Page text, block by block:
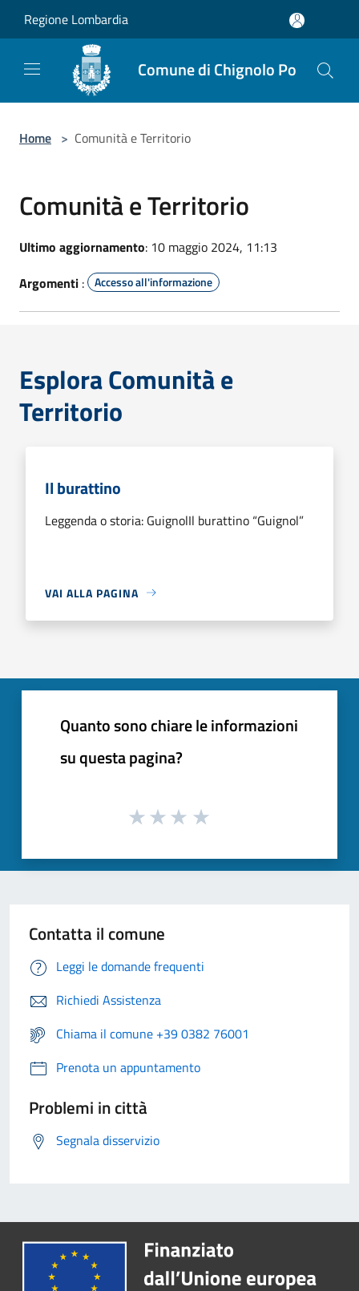
Regione Lombardia
Comune di Chignolo Po
Home > Comunità e Territorio
Comunità e Territorio
Ultimo aggiornamento: 10 maggio 2024, 11:13
Argomenti : Accesso all'informazione
Esplora Comunità e
Territorio
Il burattino
Leggenda o storia: GuignolIl burattino “Guignol”
VAI ALLA PAGINA
Quanto sono chiare le informazioni
su questa pagina?
Contatta il comune
Leggi le domande frequenti
Richiedi Assistenza
Chiama il comune +39 0382 76001
Prenota un appuntamento
Problemi in città
Segnala disservizio